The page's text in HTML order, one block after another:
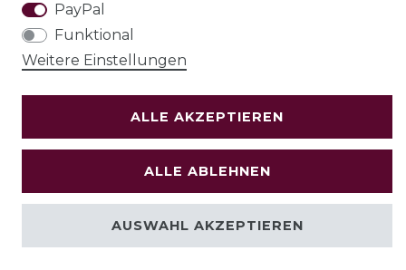
PayPal
Funktional
Weitere Einstellungen
ALLE AKZEPTIEREN
ALLE ABLEHNEN
AUSWAHL AKZEPTIEREN